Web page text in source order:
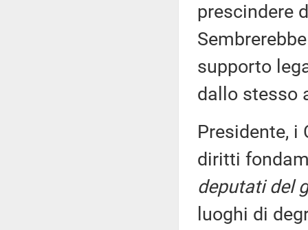
prescindere
supporto
dallo stesso
Presidente, i
diritti
deputati del
luoghi di